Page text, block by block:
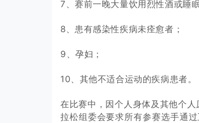
7、赛前一晚大量饮用烈性酒或睡
8、患有感染性疾病未痊愈者；
9、孕妇；
10、其他不适合运动的疾病患者。
在比赛中，因个人身体及其他个
拉松组委会要求所有参赛选手通